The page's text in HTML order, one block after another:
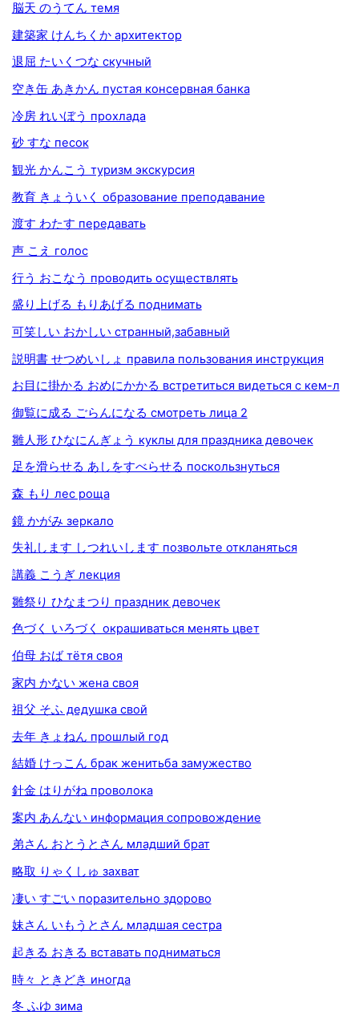
脳天 のうてん темя
建築家 けんちくか архитектор
退屈 たいくつな скучный
空き缶 あきかん пустая консервная банка
冷房 れいぼう прохлада
砂 すな песок
観光 かんこう туризм экскурсия
教育 きょういく образование преподавание
渡す わたす передавать
声 こえ голос
行う おこなう проводить осуществлять
盛り上げる もりあげる поднимать
可笑しい おかしい странный,забавный
説明書 せつめいしょ правила пользования инструкция
お目に掛かる おめにかかる встретиться видеться с кем-л
御覧に成る ごらんになる смотреть лица 2
雛人形 ひなにんぎょう куклы для праздника девочек
足を滑らせる あしをすべらせる поскользнуться
森 もり лес роща
鏡 かがみ зеркало
失礼します しつれいします позвольте откланяться
講義 こうぎ лекция
雛祭り ひなまつり праздник девочек
色づく いろづく окрашиваться менять цвет
伯母 おば тётя своя
家内 かない жена своя
祖父 そふ дедушка свой
去年 きょねん прошлый год
結婚 けっこん брак женитьба замужество
針金 はりがね проволока
案内 あんない информация сопровождение
弟さん おとうとさん младший брат
略取 りゃくしゅ захват
凄い すごい поразительно здорово
妹さん いもうとさん младшая сестра
起きる おきる вставать подниматься
時々 ときどき иногда
冬 ふゆ зима